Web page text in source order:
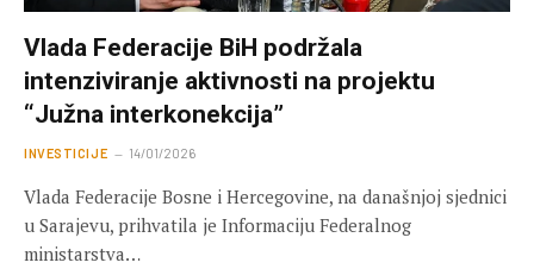
Vlada Federacije BiH podržala
intenziviranje aktivnosti na projektu
“Južna interkonekcija”
INVESTICIJE 14/01/2026
Vlada Federacije Bosne i Hercegovine, na današnjoj sjednici
u Sarajevu, prihvatila je Informaciju Federalnog
ministarstva…